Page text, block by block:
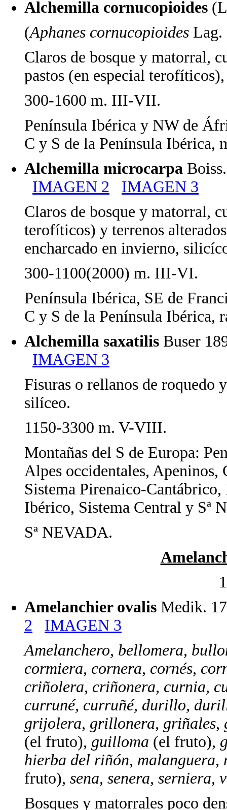
Alchemilla cornucopioides
(Aphanes cornucopioides Lag.
Claros de bosque y matorral,
pastos (en especial
300-1600 m. III-VII.
Península Ibérica y NW de
C y S de la Península Ibérica,
Alchemilla microcarpa
IMAGEN 2
IMAGEN 3
Claros de bosque y matorral,
terofíticos) y terrenos
encharcado en invierno,
300-1100(2000) m. III-VI.
Península Ibérica, SE de
C y S de la Península Ibérica,
Alchemilla saxatilis Buser
IMAGEN 3
Fisuras o rellanos de roquedo
silíceo.
1150-3300 m. V-VIII.
Montañas del S de Europa:
Alpes occidentales, Apeninos,
Sistema Pirenaico-
Ibérico, Sistema Central y Sª
Sª NEVADA.
Amelanchier ovalis Medik.
2
IMAGEN 3
Amelanchero, bellomera,
cormiera, cornera, cornés,
criñolera, criñonera, curnia,
curruné, curruñé, durillo,
grijolera, grillonera, griñales,
(el fruto), guilloma (el fruto),
hierba del riñón, malanguera,
fruto), sena, senera, serniera,
Bosques y matorrales poco